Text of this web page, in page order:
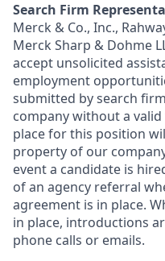
Search Firm
Merck & Co., Inc.,
Merck Sharp & Dohme
accept unsolicited
employment
submitted by search
company without a
place for this position
property of our
event a candidate is
of an agency referral
agreement is in place.
in place, introductions
phone calls or emails.